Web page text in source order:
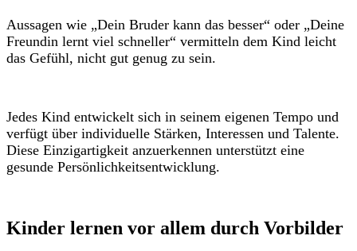
Aussagen wie „Dein Bruder kann das besser“ oder „Deine
Freundin lernt viel schneller“ vermitteln dem Kind leicht
das Gefühl, nicht gut genug zu sein.
Jedes Kind entwickelt sich in seinem eigenen Tempo und
verfügt über individuelle Stärken, Interessen und Talente.
Diese Einzigartigkeit anzuerkennen unterstützt eine
gesunde Persönlichkeitsentwicklung.
Kinder lernen vor allem durch Vorbilder